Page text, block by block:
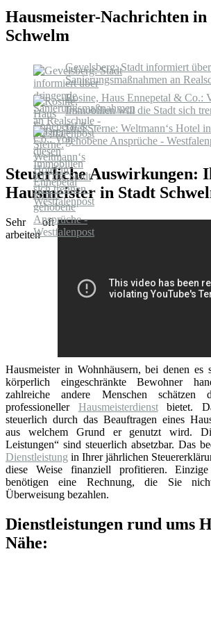
Hausmeister-Nachrichten in
Schwelm
Gevelsberg: Stadt informiert
Sanierungsmaßnahmen an
Rosine, Haus Ennepetal & Co.:
Immobilien will die Stadt sich
Drei Sterne: Weltmann‘s Hotel
gehobene Ansprüche -
Steuerliche Auswirkungen:
Hausmeister in Stadt
Sehr oft
arbeiten
Hausmeister in Wohnhäusern, bei denen es
körperlich eingeschränkte Bewohner
zahlreiche andere Menschen
professioneller Hausmeisterdienstbietet.
steuerlich durch das Beauftragen eines
aus welchem Grund er genutzt wird.
Leistungen“ sind steuerlich absetzbar. Das
Dienstleistung in Ihrer jährlichen
diese Weise finanziell profitieren. Einzige
benötigen eine Rechnung, die Sie
Überweisung bezahlen.
Dienstleistungen rund ums
Nähe: